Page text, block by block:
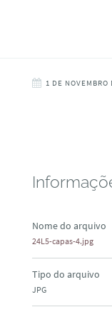
1 DE NOVEMBRO
Nome do arquivo
24L5-capas-4.jpg
Tipo do arquivo
JPG